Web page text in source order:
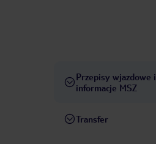
Przepisy wjazdowe i
informacje MSZ
Transfer